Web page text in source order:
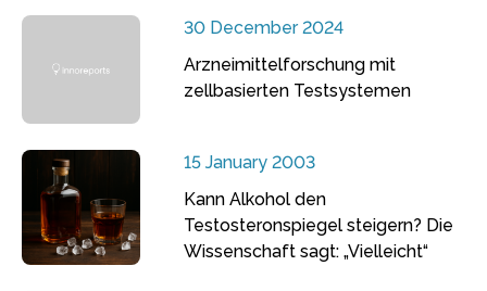
30 December 2024
Arzneimittelforschung mit
zellbasierten Testsystemen
15 January 2003
Kann Alkohol den
Testosteronspiegel steigern? Die
Wissenschaft sagt: „Vielleicht“